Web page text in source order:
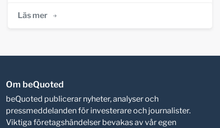
Läs mer
Om beQuoted
beQuoted publicerar nyheter, analyser och
pressmeddelanden för investerare och journalister.
Viktiga företagshändelser bevakas av vår egen